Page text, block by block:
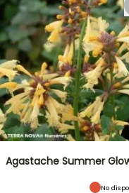
Agastache Summer
No